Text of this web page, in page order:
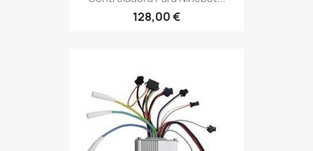
128,00 €